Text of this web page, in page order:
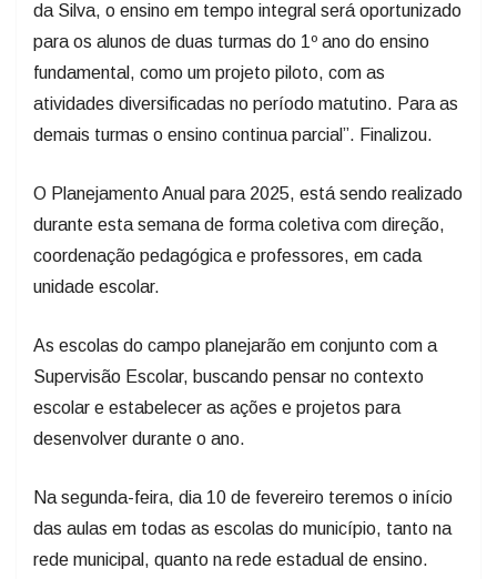
da Silva, o ensino em tempo integral será oportunizado
para os alunos de duas turmas do 1º ano do ensino
fundamental, como um projeto piloto, com as
atividades diversificadas no período matutino. Para as
demais turmas o ensino continua parcial”. Finalizou.
O Planejamento Anual para 2025, está sendo realizado
durante esta semana de forma coletiva com direção,
coordenação pedagógica e professores, em cada
unidade escolar.
As escolas do campo planejarão em conjunto com a
Supervisão Escolar, buscando pensar no contexto
escolar e estabelecer as ações e projetos para
desenvolver durante o ano.
Na segunda-feira, dia 10 de fevereiro teremos o início
das aulas em todas as escolas do município, tanto na
rede municipal, quanto na rede estadual de ensino.